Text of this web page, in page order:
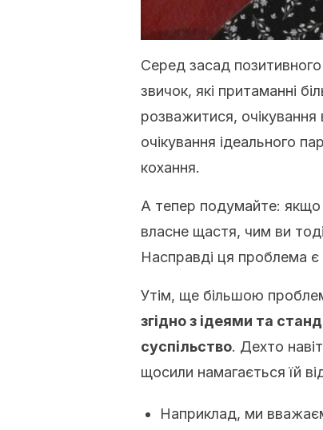
Серед засад
звичок, які притаманні
розважитися, очікування
очікування ідеального
кохання.
А тепер подумайте: якщо
власне щастя, чим ви
Насправді ця проблема
Утім, ще більшою
згідно з ідеями та
суспільство. Дехто
щосили намагається їй
Наприклад, ми